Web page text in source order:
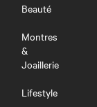
Beauté
Montres
&
Joaillerie
Lifestyle